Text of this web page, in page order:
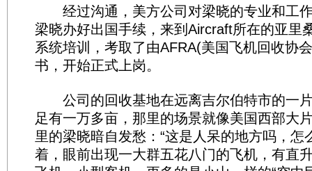
经过沟通，美方公司对梁晓的专业和工
梁晓办好出国手续，来到Aircraft所在的亚里
系统培训，考取了由AFRA(美国飞机回收协
书，开始正式上岗。
公司的回收基地在远离吉尔伯特市的一
足有一万多亩，那里的场景就像美国西部大
里的梁晓暗自发愁：“这是人呆的地方吗，怎
着，眼前出现一大群五花八门的飞机，有直